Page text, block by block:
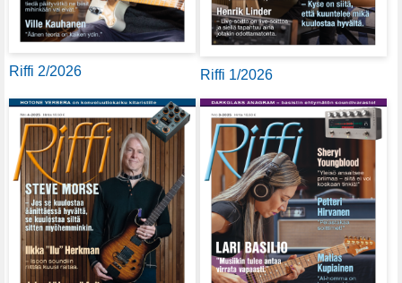
Riffi 2/2026 Riffi 1/2026